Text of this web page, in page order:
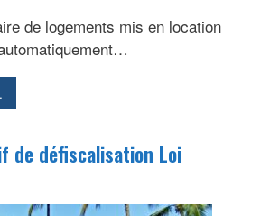
de logements mis en location
de défiscalisation Loi